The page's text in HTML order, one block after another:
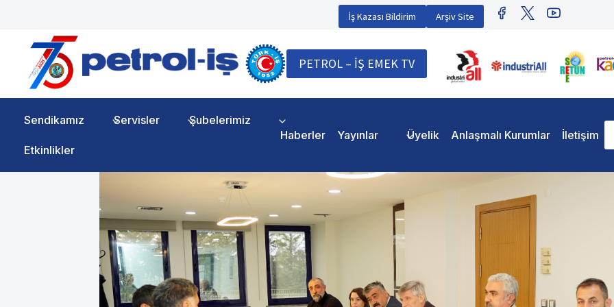
content
İş Kazası Bildirim Arşiv Site
PETROL – İŞ EMEK TV
Sendikamız Servisler Şubelerimiz
Etkinlikler
Haberler Yayınlar Üyelik Anlaşmalı Kurumlar İletişim